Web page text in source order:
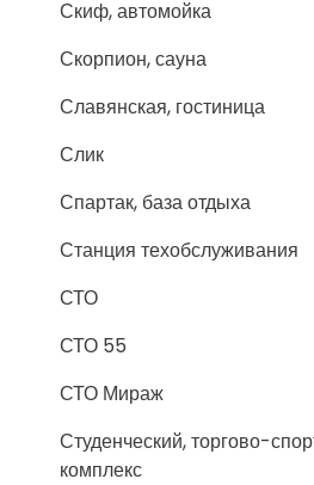
Скиф, автомойка
Скорпион, сауна
Славянская, гостиница
Слик
Спартак, база отдыха
Станция техобслуживания
СТО
СТО 55
СТО Мираж
Студенческий, торгово-
комплекс